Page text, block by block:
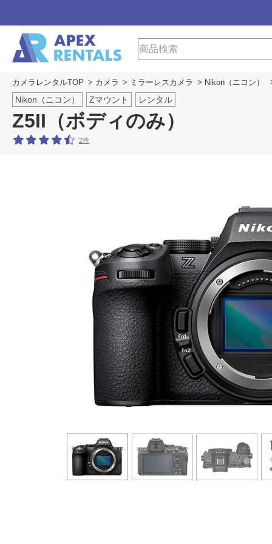
カメラレンタルTOP > カメラ > ミラーレスカメラ > Nikon（ニコン）
Nikon（ニコン）
Z5II（ボディのみ）
Zマウント レンタル
2件